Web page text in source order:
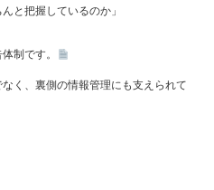
と把握しているのか」
制です。
く、裏側の情報管理にも支えられて